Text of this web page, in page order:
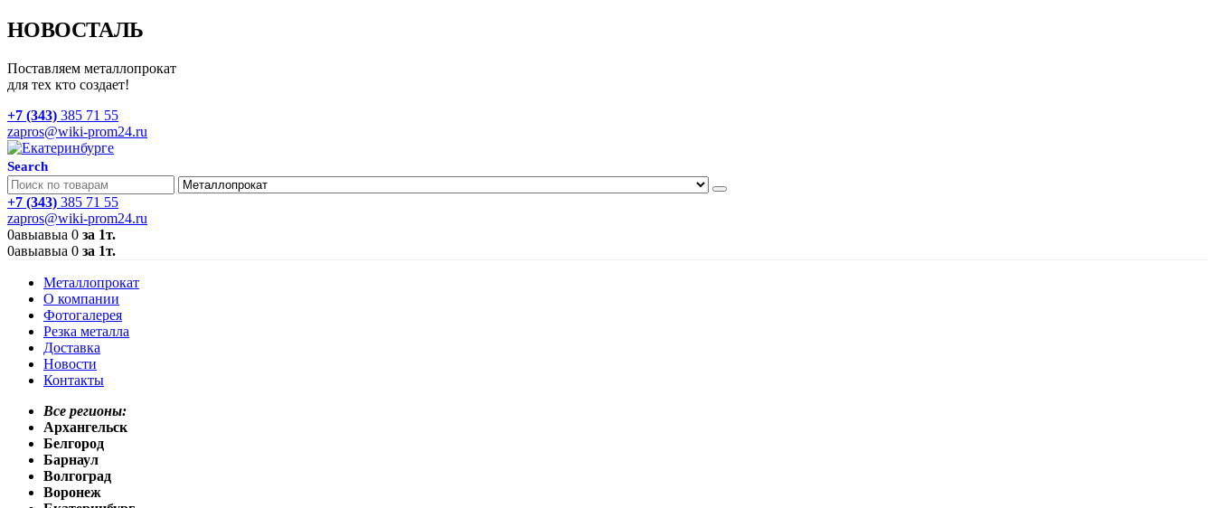
НОВОСТАЛЬ
Поставляем металлопрокат
для тех кто создает!
+7 (343) 385 71 55
zapros@wiki-prom24.ru
Search
+7 (343) 385 71 55
zapros@wiki-prom24.ru
0авыавыа 0 за 1т.
0авыавыа 0 за 1т.
Металлопрокат
О компании
Фотогалерея
Резка металла
Доставка
Новости
Контакты
Все регионы:
Архангельск
Белгород
Барнаул
Волгоград
Воронеж